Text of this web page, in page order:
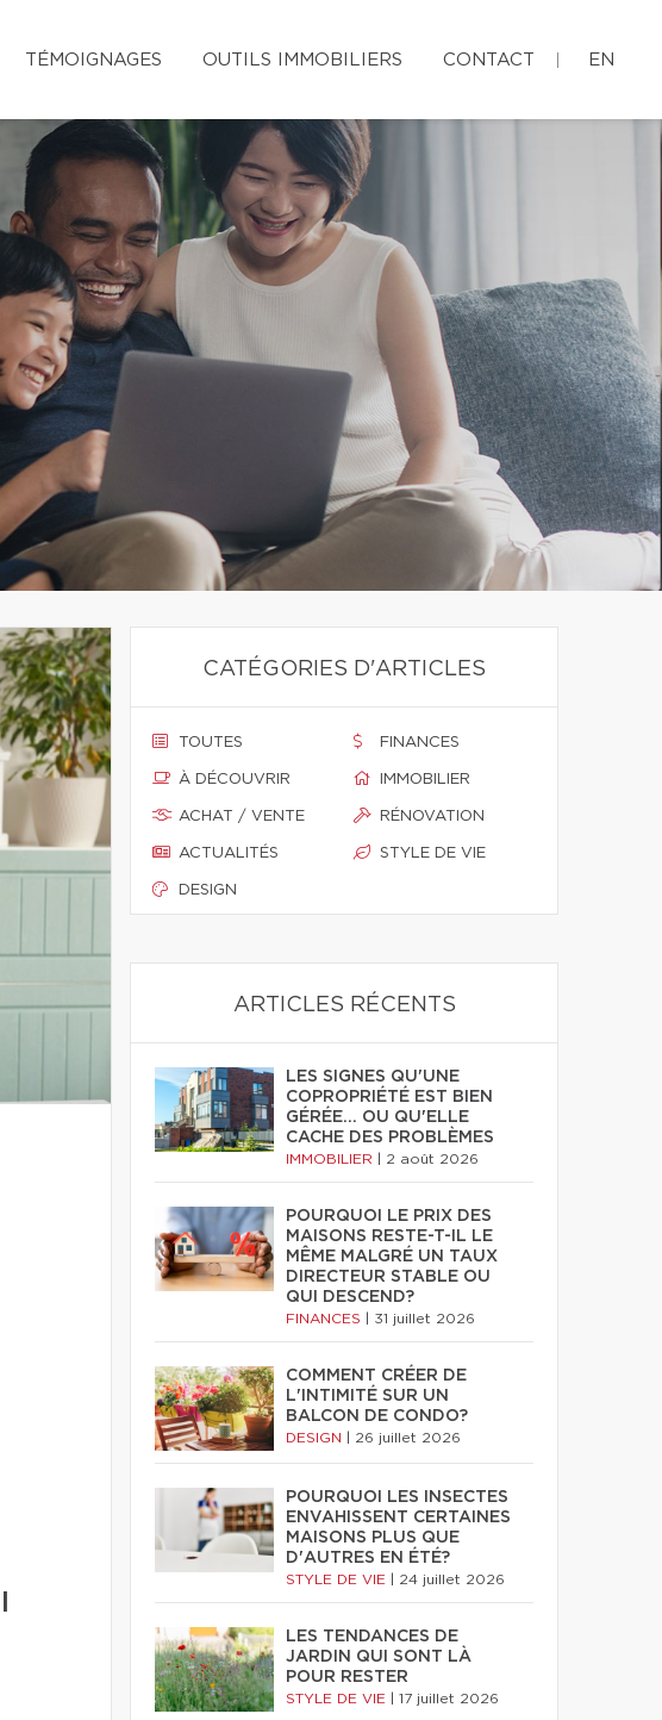
TÉMOIGNAGES OUTILS IMMOBILIERS CONTACT EN
CATÉGORIES D'ARTICLES
TOUTES
À DÉCOUVRIR
ACHAT / VENTE
ACTUALITÉS
DESIGN
FINANCES
IMMOBILIER
RÉNOVATION
STYLE DE VIE
ARTICLES RÉCENTS
LES SIGNES QU'UNE
COPROPRIÉTÉ EST BIEN
GÉRÉE… OU QU'ELLE
CACHE DES PROBLÈMES
IMMOBILIER 2 août 2026
POURQUOI LE PRIX DES
MAISONS RESTE-T-IL LE
MÊME MALGRÉ UN TAUX
DIRECTEUR STABLE OU
QUI DESCEND?
FINANCES 31 juillet 2026
COMMENT CRÉER DE
L'INTIMITÉ SUR UN
BALCON DE CONDO?
DESIGN 26 juillet 2026
POURQUOI LES INSECTES
ENVAHISSENT CERTAINES
MAISONS PLUS QUE
D'AUTRES EN ÉTÉ?
STYLE DE VIE 24 juillet 2026
LES TENDANCES DE
JARDIN QUI SONT LÀ
POUR RESTER
STYLE DE VIE 17 juillet 2026